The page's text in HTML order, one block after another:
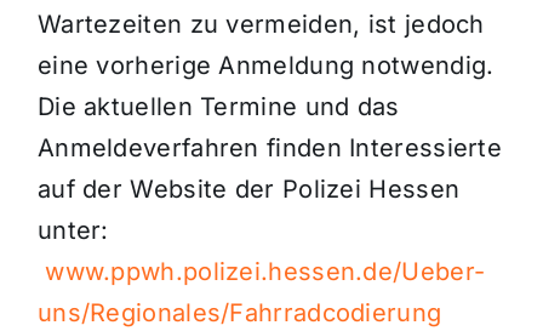
Wartezeiten zu vermeiden, ist jedoch
eine vorherige Anmeldung notwendig.
Die aktuellen Termine und das
Anmeldeverfahren finden Interessierte
auf der Website der Polizei Hessen
unter:
www.ppwh.polizei.hessen.de/Ueber-
uns/Regionales/Fahrradcodierung